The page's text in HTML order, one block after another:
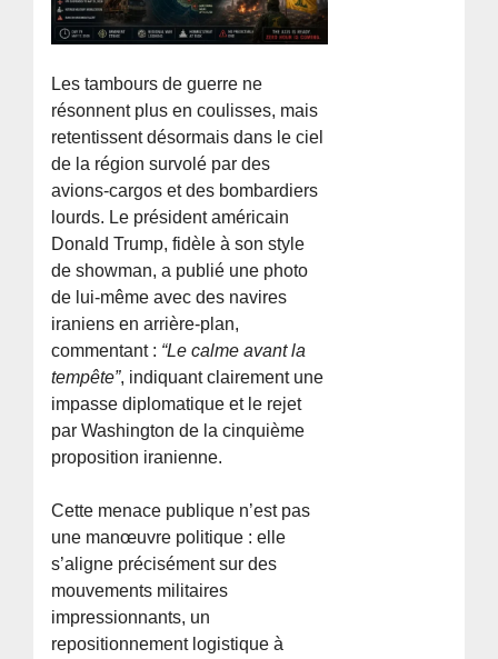
Les tambours de guerre ne
résonnent plus en coulisses, mais
retentissent désormais dans le ciel
de la région survolé par des
avions-cargos et des bombardiers
lourds. Le président américain
Donald Trump, fidèle à son style
de showman, a publié une photo
de lui-même avec des navires
iraniens en arrière-plan,
commentant : “Le calme avant la
tempête”, indiquant clairement une
impasse diplomatique et le rejet
par Washington de la cinquième
proposition iranienne.
Cette menace publique n’est pas
une manœuvre politique : elle
s’aligne précisément sur des
mouvements militaires
impressionnants, un
repositionnement logistique à